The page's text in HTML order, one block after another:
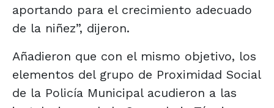
aportando para el crecimiento adecuado
de la niñez”, dijeron.
Añadieron que con el mismo objetivo, los
elementos del grupo de Proximidad Social
de la Policía Municipal acudieron a las